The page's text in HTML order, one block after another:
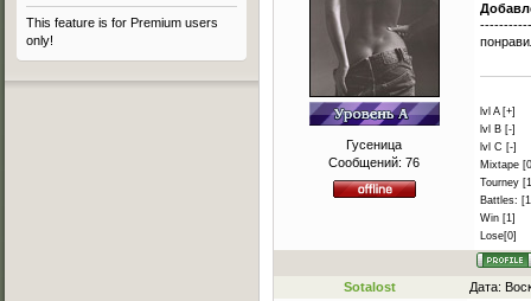
Гусеница
Сообщений: 76
lvl A [+]
lvl B [-]
lvl C [-]
Mixtape
Tourney
Battles:
Win [1]
Lose[0]
Sotalost Дата:
This feature is for Premium users
only!